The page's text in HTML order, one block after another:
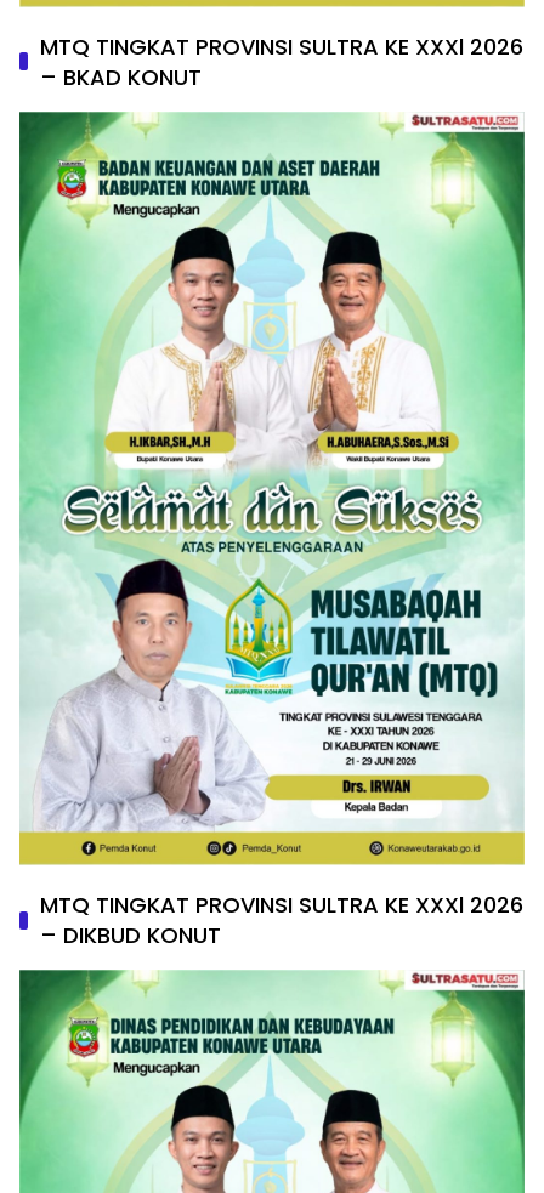
MTQ TINGKAT PROVINSI SULTRA KE XXXl 2026
– BKAD KONUT
MTQ TINGKAT PROVINSI SULTRA KE XXXl 2026
– DIKBUD KONUT